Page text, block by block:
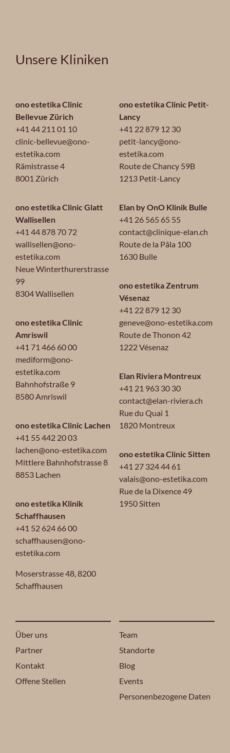
Unsere Kliniken
ono estetika Clinic
Bellevue Zürich
+41 44 211 01 10
clinic-bellevue@ono-
estetika.com
Rämistrasse 4
8001 Zürich
ono estetika Clinic Glatt
Wallisellen
+41 44 878 70 72
wallisellen@ono-
estetika.com
Neue Winterthurerstrasse
99
8304 Wallisellen
ono estetika Clinic
Amriswil
+41 71 466 60 00
mediform@ono-
estetika.com
Bahnhofstraße 9
8580 Amriswil
ono estetika Clinic Lachen
+41 55 442 20 03
lachen@ono-estetika.com
Mittlere Bahnhofstrasse 8
8853 Lachen
ono estetika Klinik
Schaffhausen
+41 52 624 66 00
schaffhausen@ono-
estetika.com
Moserstrasse 48,8200
Schaffhausen
ono estetika Clinic Petit-
Lancy
+41 22 879 12 30
petit-lancy@ono-
estetika.com
Route de Chancy 59B
1213 Petit-Lancy
Elan by OnO Klinik Bulle
+41 26 565 65 55
contact@clinique-elan.ch
Route de la Pâla 100
1630 Bulle
ono estetika Zentrum
Vésenaz
+41 22 879 12 30
geneve@ono-estetika.com
Route de Thonon 42
1222 Vésenaz
Elan Riviera Montreux
+41 21 963 30 30
contact@elan-riviera.ch
Rue du Quai 1
1820 Montreux
ono estetika Clinic Sitten
+41 27 324 44 61
valais@ono-estetika.com
Rue de la Dixence 49
1950 Sitten
Über uns
Partner
Kontakt
Offene Stellen
Team
Standorte
Blog
Events
Personenbezogene Daten